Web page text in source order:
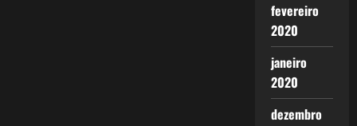
fevereiro
2020
janeiro
2020
dezembro